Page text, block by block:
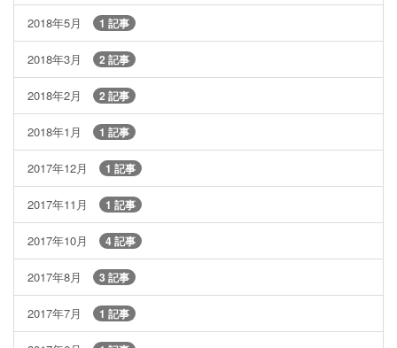
2018年5月 1 記事
2018年3月 2 記事
2018年2月 2 記事
2018年1月 1 記事
2017年12月 1 記事
2017年11月 1 記事
2017年10月 4 記事
2017年8月 3 記事
2017年7月 1 記事